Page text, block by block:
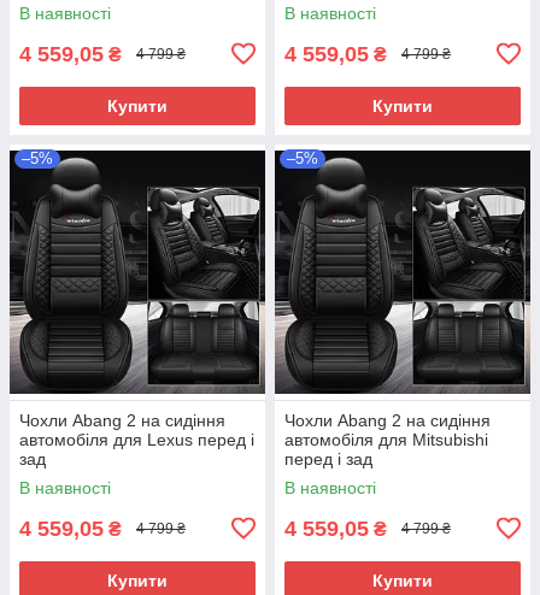
В наявності
4 559,05 ₴ 4 799 ₴
Купити
В наявності
4 559,05 ₴ 4 799 ₴
Купити
–5%
Чохли Abang 2 на сидіння
автомобіля для Lexus перед і
зад
В наявності
4 559,05 ₴ 4 799 ₴
Купити
–5%
Чохли Abang 2 на сидіння
автомобіля для Mitsubishi
перед і зад
В наявності
4 559,05 ₴ 4 799 ₴
Купити